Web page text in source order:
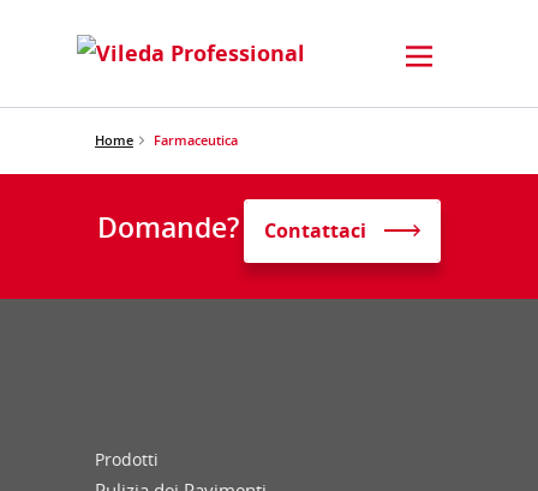
Home Farmaceutica
Domande? Contattaci
Prodotti